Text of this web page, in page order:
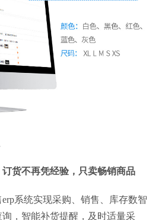
货不再凭经验，只卖畅销商品
系统实现采购、销售、库存数智
，智能补货提醒，及时适量采